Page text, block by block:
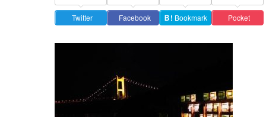
Twitter Facebook Ｂ! Bookmark Pocket